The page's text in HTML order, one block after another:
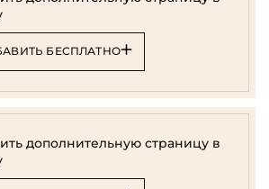
БЕСПЛАТНО
дополнительную страницу в